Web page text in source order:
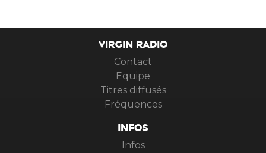
VIRGIN RADIO
Contact
Equipe
Titres diffusés
Fréquences
INFOS
Infos